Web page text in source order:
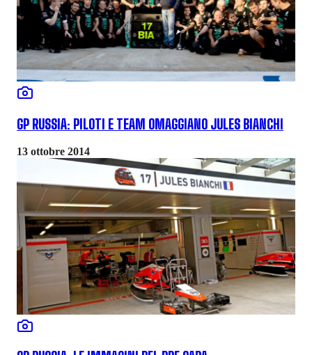
GP RUSSIA: PILOTI E TEAM OMAGGIANO JULES BIANCHI
13 ottobre 2014